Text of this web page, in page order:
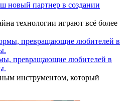
новый партнер в создании
технологии играют всё более
превращающие любителей в
инструментом, который